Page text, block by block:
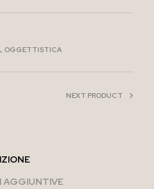
, OGGETTISTICA
NEXT PRODUCT
AGGIUNTIVE